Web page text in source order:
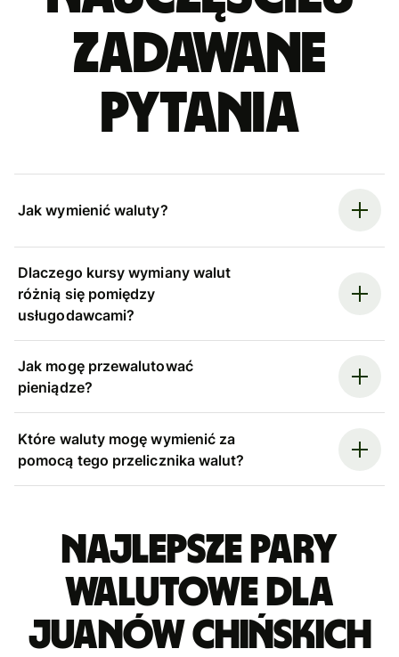
zadawane
pytania
Jak wymienić waluty?
Dlaczego kursy wymiany walut
różnią się pomiędzy
usługodawcami?
Jak mogę przewalutować
pieniądze?
Które waluty mogę wymienić za
pomocą tego przelicznika walut?
Najlepsze pary
walutowe dla
juanów chińskich